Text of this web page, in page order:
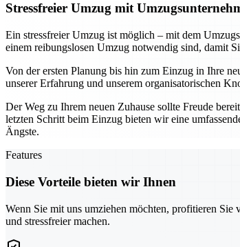
Stressfreier Umzug mit
Ein stressfreier Umzug ist möglich – mit dem
einem reibungslosen Umzug notwendig sind, damit
Von der ersten Planung bis hin zum Einzug in Ihre
unserer Erfahrung und unserem organisatorischen
Der Weg zu Ihrem neuen Zuhause sollte Freude
letzten Schritt beim Einzug bieten wir eine
Ängste.
Features
Diese Vorteile bieten wir Ihnen
Wenn Sie mit uns umziehen möchten, profitieren
und stressfreier machen.